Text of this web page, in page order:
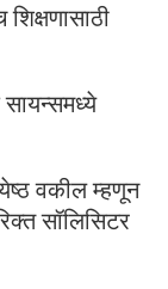
वकील म्हणून
सॉलिसिटर